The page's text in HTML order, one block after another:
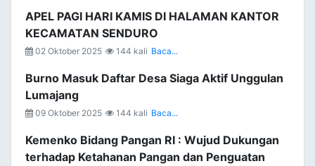
APEL PAGI HARI KAMIS DI HALAMAN KANTOR
KECAMATAN SENDURO
02 Oktober 2025 144 kali Baca...
Burno Masuk Daftar Desa Siaga Aktif Unggulan
Lumajang
09 Oktober 2025 144 kali Baca...
Kemenko Bidang Pangan RI : Wujud Dukungan
terhadap Ketahanan Pangan dan Penguatan